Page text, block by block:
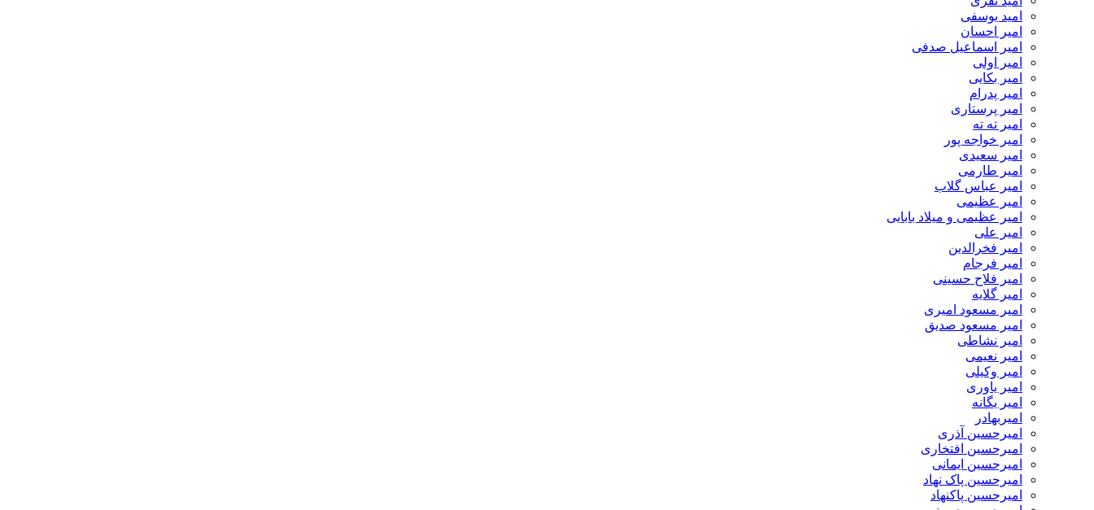
امید یوسفی
امیر احسان
امیر اسماعیل صدفی
امیر اولی
امیر بکایی
امیر پدرام
امیر پرستاری
امیر ته ته
امیر خواجه پور
امیر سعیدی
امیر طارمی
امیر عباس گلاب
امیر عظیمی
امیر عظیمی و میلاد بابایی
امیر علی
امیر فخرالدین
امیر فرجام
امیر فلاح حسینی
امیر گلایه
امیر مسعود امیری
امیر مسعود صدیق
امیر نشاطی
امیر نعیمی
امیر وکیلی
امیر یاوری
امیر یگانه
امیربهادر
امیرحسین آذری
امیرحسین افتخاری
امیرحسین ایمانی
امیرحسین پاک نهاد
امیرحسین پاکنهاد